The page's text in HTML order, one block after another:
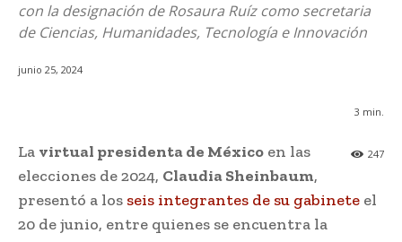
con la designación de Rosaura Ruíz como secretaria
de Ciencias, Humanidades, Tecnología e Innovación
junio 25, 2024
3 min.
247
La virtual presidenta de México en las
elecciones de 2024, Claudia Sheinbaum,
presentó a los seis integrantes de su gabinete el
20 de junio, entre quienes se encuentra la